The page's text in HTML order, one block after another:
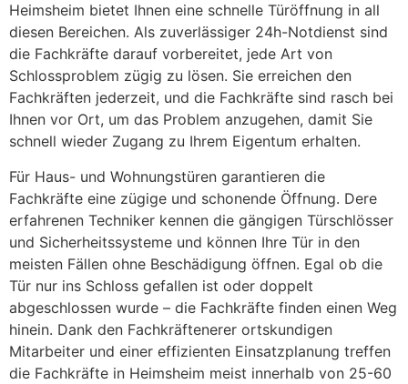
Heimsheim bietet Ihnen eine schnelle Türöffnung in all
diesen Bereichen. Als zuverlässiger 24h-Notdienst sind
die Fachkräfte darauf vorbereitet, jede Art von
Schlossproblem zügig zu lösen. Sie erreichen den
Fachkräften jederzeit, und die Fachkräfte sind rasch bei
Ihnen vor Ort, um das Problem anzugehen, damit Sie
schnell wieder Zugang zu Ihrem Eigentum erhalten.
Für Haus- und Wohnungstüren garantieren die
Fachkräfte eine zügige und schonende Öffnung. Dere
erfahrenen Techniker kennen die gängigen Türschlösser
und Sicherheitssysteme und können Ihre Tür in den
meisten Fällen ohne Beschädigung öffnen. Egal ob die
Tür nur ins Schloss gefallen ist oder doppelt
abgeschlossen wurde – die Fachkräfte finden einen Weg
hinein. Dank den Fachkräftenerer ortskundigen
Mitarbeiter und einer effizienten Einsatzplanung treffen
die Fachkräfte in Heimsheim meist innerhalb von 25-60